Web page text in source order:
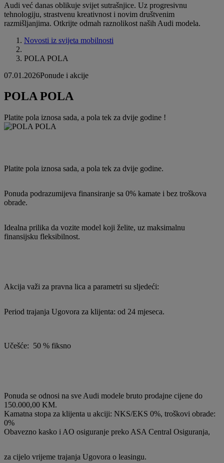
Audi već danas oblikuje svijet sutrašnjice. Uz progresivnu
tehnologiju, strastvenu kreativnost i novim društvenim
razmišljanjima. Otkrijte odmah raznolikost naših Audi modela.
Novosti iz svijeta mobilnosti
POLA POLA
07.01.2026Ponude i akcije
POLA POLA
Platite pola iznosa sada, a pola tek za dvije godine !
Platite pola iznosa sada, a pola tek za dvije godine.
Ponuda podrazumijeva finansiranje sa 0% kamate i bez troškova
obrade.
Idealna prilika da vozite model koji želite, uz maksimalnu
finansijsku fleksibilnost.
Akcija važi za pravna lica a parametri su sljedeći:
Period trajanja Ugovora za klijenta: od 24 mjeseca.
Učešće: 50 % fiksno
Ponuda se odnosi na sve Audi modele bruto prodajne cijene do
150.000,00 KM.
Kamatna stopa za klijenta u akciji: NKS/EKS 0%, troškovi obrade:
0%
Obavezno kasko i AO osiguranje preko ASA Central Osiguranja,
za cijelo vrijeme trajanja Ugovora o leasingu.